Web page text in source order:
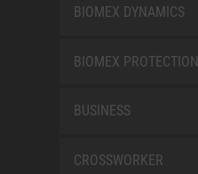
BIOMEX DYNAMICS
BIOMEX PROTECTION
BUSINESS
CROSSWORKER